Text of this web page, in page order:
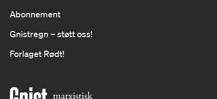
Abonnement
Gnistregn – støtt oss!
Forlaget Rødt!